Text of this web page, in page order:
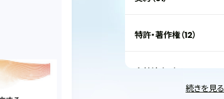
特許・著作権（12）
会社法（35）
続きを見る